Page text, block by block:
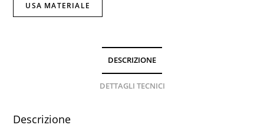
USA MATERIALE
DESCRIZIONE
DETTAGLI TECNICI
Descrizione